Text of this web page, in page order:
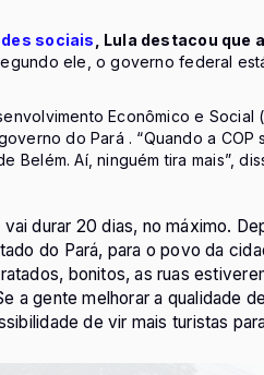
sociais , Lula destacou
ele, o governo federal
Econômico e Social
do Pará . “Quando a COP
Belém. Aí, ninguém tira mais”,
durar 20 dias, no máximo.
do Pará, para o povo da
bonitos, as ruas
a gente melhorar a qualidade
de vir mais turistas